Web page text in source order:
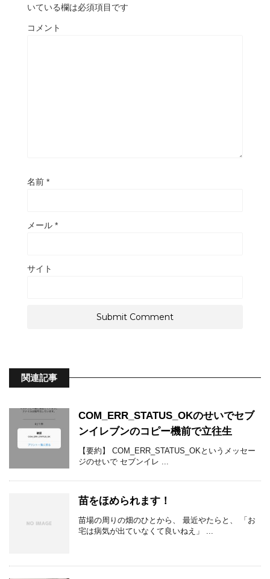
いている欄は必須項目です
コメント
名前 *
メール *
サイト
関連記事
COM_ERR_STATUS_OKのせいでセブ
ンイレブンのコピー機前で立往生
【要約】 COM_ERR_STATUS_OKというメッセー
ジのせいで セブンイレ ...
苗をほめられます！
苗場の周りの畑のひとから、 最近やたらと、 「お
宅は病気が出ていなくて良いねえ」 ...